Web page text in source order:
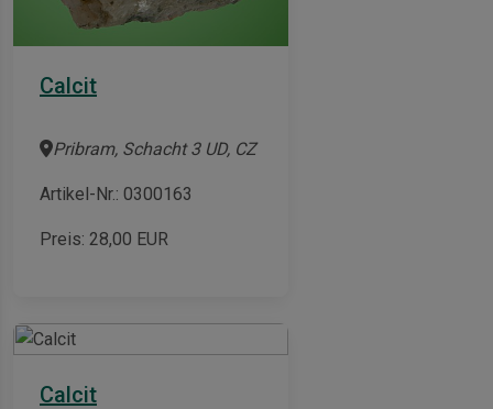
Calcit
Pribram, Schacht 3 UD, CZ
Artikel-Nr.: 0300163
Preis: 28,00 EUR
Calcit